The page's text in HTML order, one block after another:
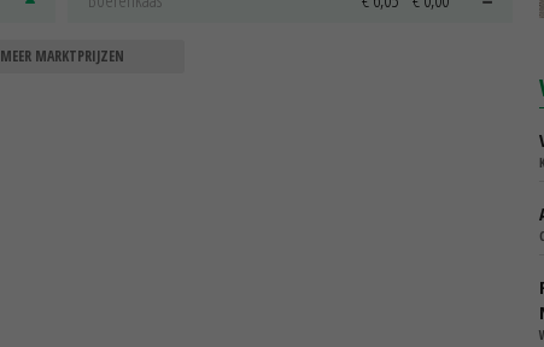
MEER MARKTPRIJZEN